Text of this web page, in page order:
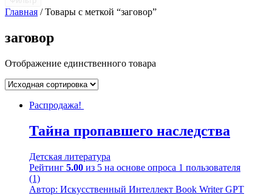
Главная / Товары с меткой “заговор”
заговор
Отображение единственного товара
Распродажа!
Тайна пропавшего наследства
Детская литература
Рейтинг 5.00 из 5 на основе опроса 1 пользователя
(1)
Автор: Искусственный Интеллект Book Writer GPT